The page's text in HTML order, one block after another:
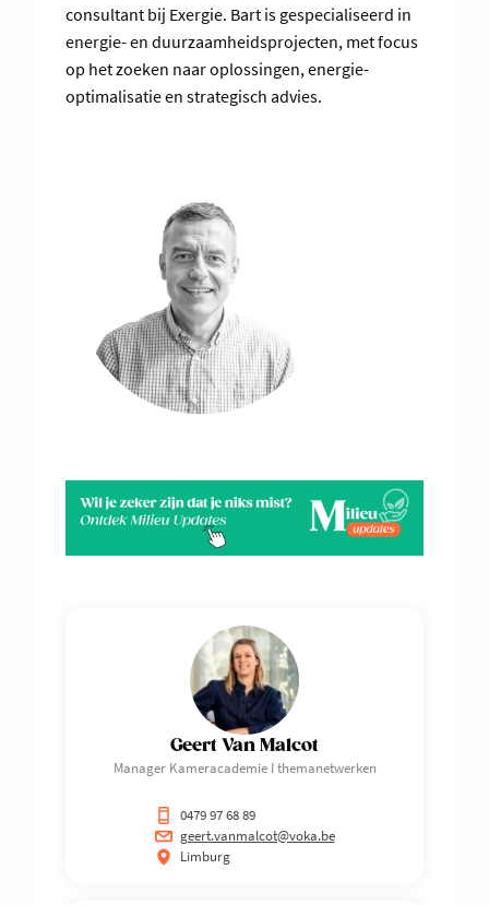
consultant bij Exergie. Bart is gespecialiseerd in
energie- en duurzaamheidsprojecten, met focus
op het zoeken naar oplossingen, energie-
optimalisatie en strategisch advies.
Geert Van Malcot
Manager Kameracademie I themanetwerken
0479 97 68 89
geert.vanmalcot@voka.be
Limburg